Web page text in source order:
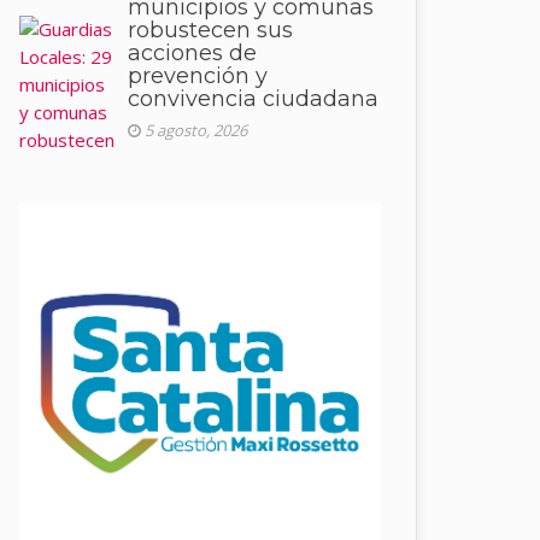
municipios y comunas
robustecen sus
acciones de
prevención y
convivencia ciudadana
5 agosto, 2026